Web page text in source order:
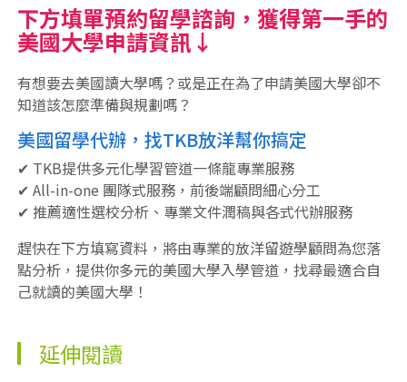
下方填單預約留學諮詢，獲得第一手的
美國大學申請資訊↓
有想要去美國讀大學嗎？或是正在為了申請美國大學卻不
知道該怎麼準備與規劃嗎？
美國留學代辦，找TKB放洋幫你搞定
✔ TKB提供多元化學習管道一條龍專業服務
✔ All-in-one 團隊式服務，前後端顧問細心分工
✔ 推薦適性選校分析、專業文件潤稿與各式代辦服務
趕快在下方填寫資料，將由專業的放洋留遊學顧問為您落
點分析，提供你多元的美國大學入學管道，找尋最適合自
己就讀的美國大學！
延伸閱讀